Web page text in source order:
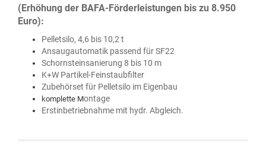
(Erhöhung der BAFA-Förderleistungen bis zu 8.950
Euro):
Pelletsilo, 4,6 bis 10,2 t
Ansaugautomatik passend für SF22
Schornsteinsanierung 8 bis 10 m
K+W Partikel-Feinstaubfilter
Zubehörset für Pelletsilo im Eigenbau
komplette Montage
Erstinbetriebnahme mit hydr. Abgleich.